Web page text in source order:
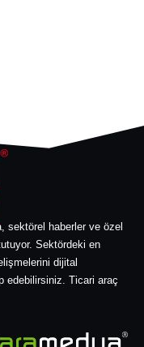
sektörel haberler ve özel
Sektördeki en
dijital
edebilirsiniz. Ticari araç